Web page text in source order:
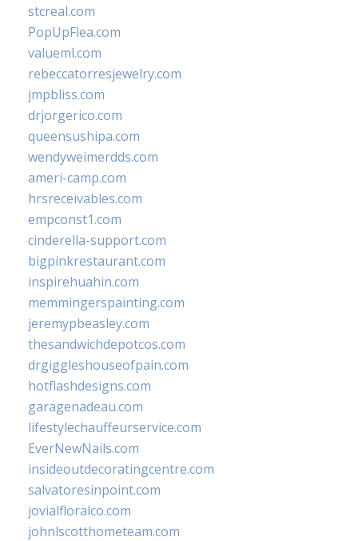
stcreal.com
PopUpFlea.com
valueml.com
rebeccatorresjewelry.com
jmpbliss.com
drjorgerico.com
queensushipa.com
wendyweimerdds.com
ameri-camp.com
hrsreceivables.com
empconst1.com
cinderella-support.com
bigpinkrestaurant.com
inspirehuahin.com
memmingerspainting.com
jeremypbeasley.com
thesandwichdepotcos.com
drgiggleshouseofpain.com
hotflashdesigns.com
garagenadeau.com
lifestylechauffeurservice.com
EverNewNails.com
insideoutdecoratingcentre.com
salvatoresinpoint.com
jovialfloralco.com
johnlscotthometeam.com